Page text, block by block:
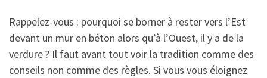
Rappelez-vous : pourquoi se borner à rester vers l’Est
devant un mur en béton alors qu’à l’Ouest, il y a de la
verdure ? Il faut avant tout voir la tradition comme des
conseils non comme des règles. Si vous vous éloignez